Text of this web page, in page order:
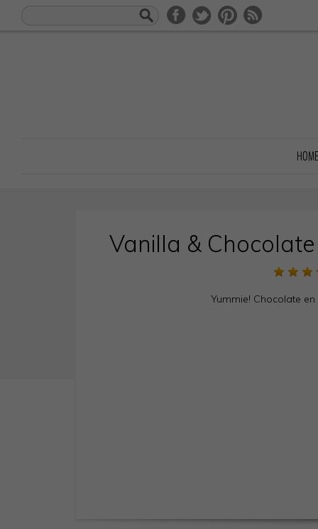
HOME
Vanilla &
Yummie! Chocolate